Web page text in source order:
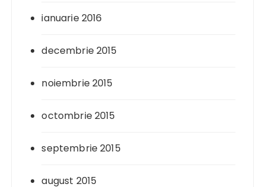
ianuarie 2016
decembrie 2015
noiembrie 2015
octombrie 2015
septembrie 2015
august 2015